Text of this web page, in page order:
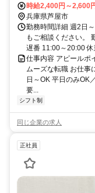
時給2,400円～2,600
兵庫県芦屋市
勤務時間詳細 週2日
もご相談ください。
遅番 11:00～20:00 休
仕事内容 アピールポ
ムーズな転職 お仕事
日～OK 平日のみOK
要...
シフト制
同じ企業の求人
正社員